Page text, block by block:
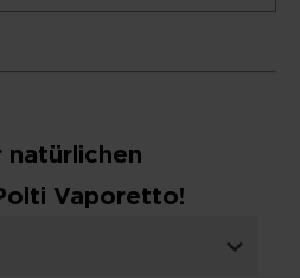
natürlichen
Vaporetto!